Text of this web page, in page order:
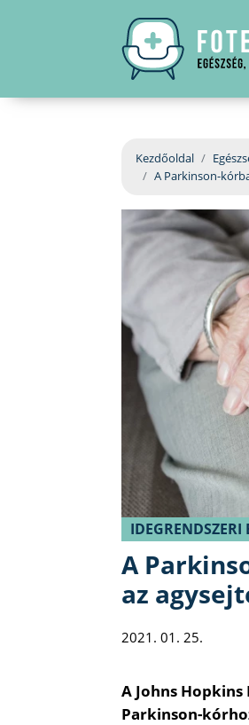
Kezdőoldal
A Parkinson-
IDEGRENDSZERI
A
az
2021. 01. 25.
A Johns
Parkinson-